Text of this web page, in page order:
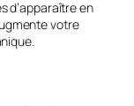
d’apparaître en
votre